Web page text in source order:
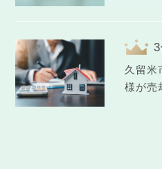
久留米
様が売